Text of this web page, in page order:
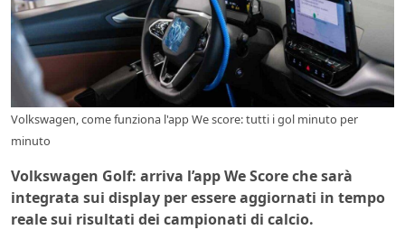
Volkswagen, come funziona l'app We score: tutti i gol minuto per
minuto
Volkswagen Golf: arriva l’app We Score che sarà
integrata sui display per essere aggiornati in tempo
reale sui risultati dei campionati di calcio.